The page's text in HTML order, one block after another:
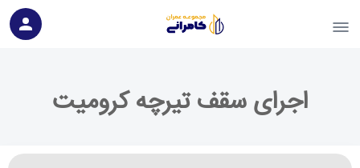
اجرای سقف تیرچه کرومیت